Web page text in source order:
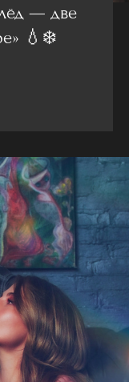
— две
💧❄️